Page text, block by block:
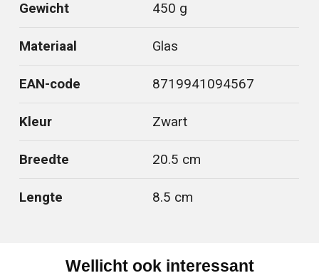
Gewicht 450 g
Materiaal Glas
EAN-code 8719941094567
Kleur Zwart
Breedte 20.5 cm
Lengte 8.5 cm
Wellicht ook interessant